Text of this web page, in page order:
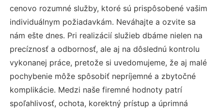
cenovo rozumné služby, ktoré sú prispôsobené vašim
individuálnym požiadavkám. Neváhajte a ozvite sa
nám ešte dnes. Pri realizácií služieb dbáme nielen na
precíznosť a odbornosť, ale aj na dôslednú kontrolu
vykonanej práce, pretože si uvedomujeme, že aj malé
pochybenie môže spôsobiť nepríjemné a zbytočné
komplikácie. Medzi naše firemné hodnoty patrí
spoľahlivosť, ochota, korektný prístup a úprimná